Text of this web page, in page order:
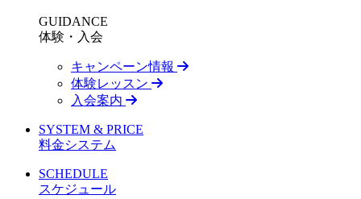
GUIDANCE
体験・入会
キャンペーン情報
体験レッスン
入会案内
SYSTEM & PRICE
料金システム
SCHEDULE
スケジュール